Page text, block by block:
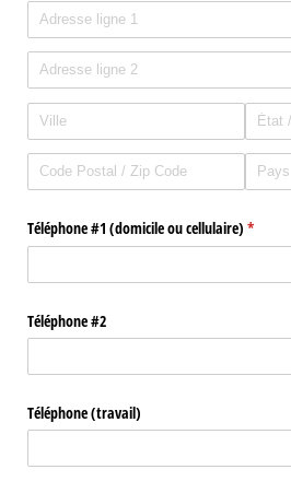
Téléphone #1 (domicile ou cellulaire) *
(requis)
Téléphone #2
Téléphone (travail)